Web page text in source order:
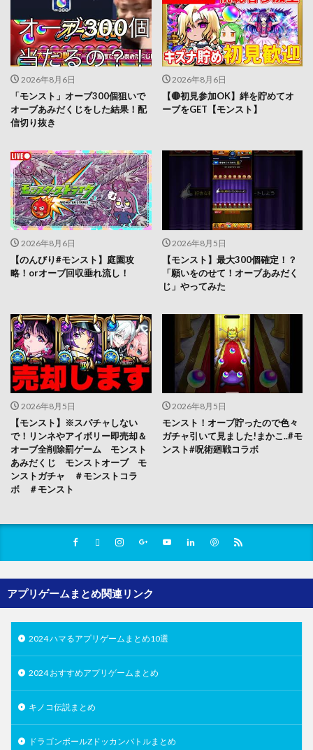
2026年8月6日
「モンスト」オーブ300個狙いで
オーブあみだくじをした結果！配
信切り抜き
2026年8月6日
【🔴初見参加OK】絆を貯めてオ
ーブをGET【モンスト】
2026年8月6日
【のんびり#モンスト】庭園攻
略！orオーブ回収垂れ流し！
2026年8月5日
【モンスト】最大300個確定！？
「願いをのせて！オーブあみだく
じ」やってみた
2026年8月5日
【モンスト】※スパチャしない
で！リンネやアイボリー即売却＆
オーブ全削除罰ゲーム モンスト
あみだくじ モンストオーブ モ
ンストガチャ ＃モンストコラ
ボ ＃モンスト
2026年8月5日
モンスト！オーブ貯ったので色々
ガチャ引いて見ました!まかこ..#モ
ンスト#呪術廻戦コラボ
アプリゲームまとめ関連リンク
2024 ハマるアプリゲームまとめ10選
2024 おすすめアプリゲームまとめ
キノコ伝説まとめ
ドラゴンボールZドッカンバトルまとめ